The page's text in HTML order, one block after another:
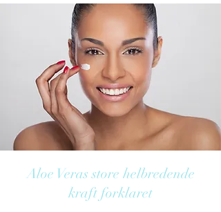
Aloe Veras store helbredende
kraft forklaret